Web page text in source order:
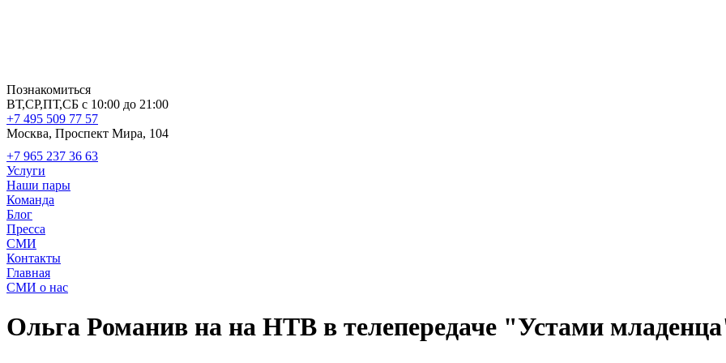
Познакомиться
ВТ,СР,ПТ,СБ с 10:00 до 21:00
+7 495 509 77 57
Москва, Проспект Мира, 104
+7 965 237 36 63
Услуги
Наши пары
Команда
Блог
Пресса
СМИ
Контакты
Главная
СМИ о нас
Ольга Романив на на НТВ в телепередаче "Устами